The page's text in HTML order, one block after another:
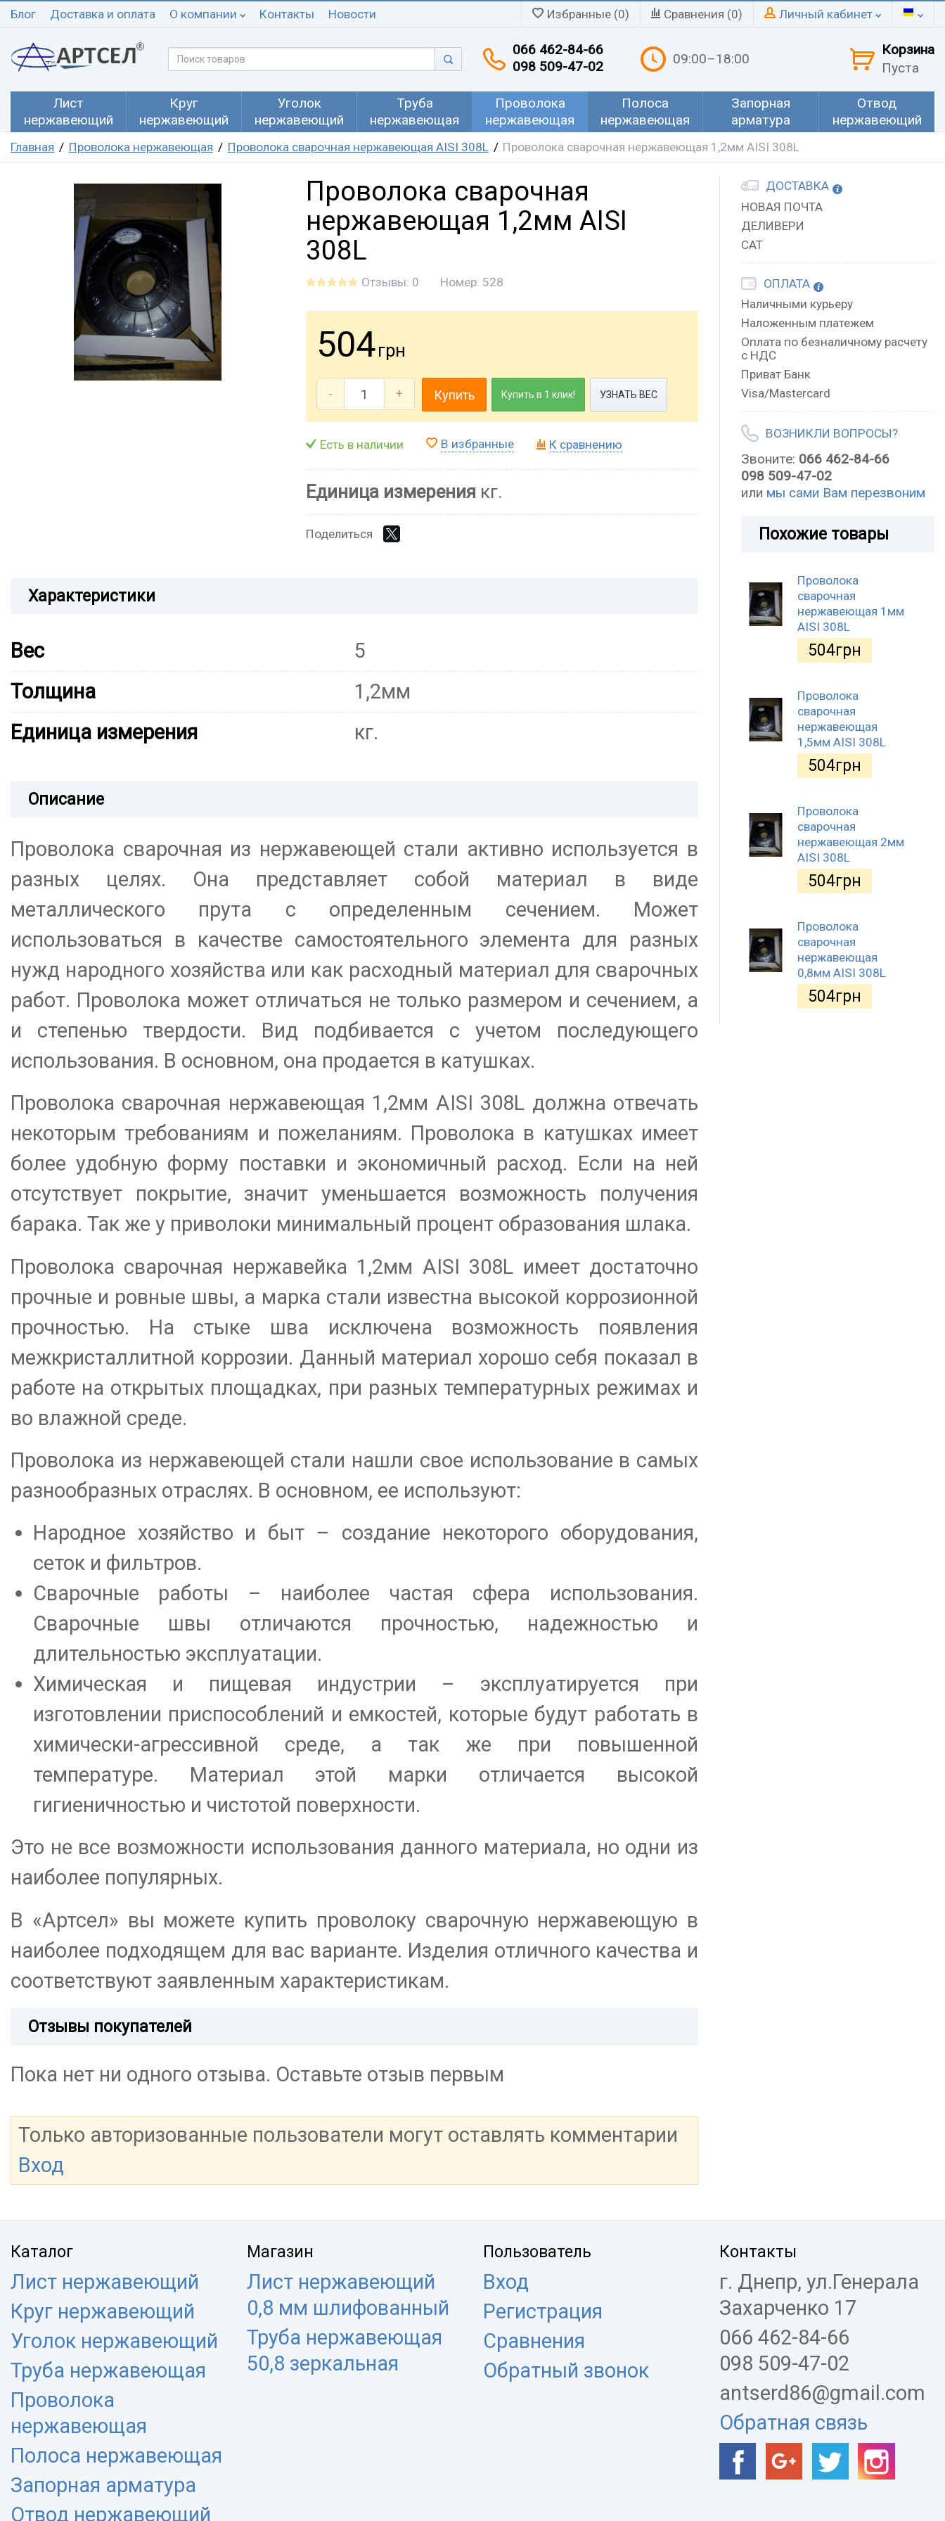
Блог Доставка и оплата О компании Контакты Новости Избранные (0) Сравнения (0) Личный кабинет
066 462-84-66
098 509-47-02
09:00–18:00
Корзина
Пуста
Лист
нержавеющий
Круг
нержавеющий
Уголок
нержавеющий
Труба
нержавеющая
Проволока
нержавеющая
Полоса
нержавеющая
Запорная
арматура
Отвод
нержавеющий
Главная Проволока нержавеющая Проволока сварочная нержавеющая AISI 308L Проволока сварочная нержавеющая 1,2мм AISI 308L
Проволока сварочная
нержавеющая 1,2мм AISI
308L
Отзывы: 0 Номер: 528
504грн
- + Купить Купить в 1 клик! УЗНАТЬ ВЕС
Есть в наличии В избранные К сравнению
Единица измерения кг.
Поделиться
Характеристики
Вес
5
Толщина
1,2мм
Единица измерения
кг.
Описание
Проволока сварочная из нержавеющей стали активно используется в
разных целях. Она представляет собой материал в виде
металлического прута с определенным сечением. Может
использоваться в качестве самостоятельного элемента для разных
нужд народного хозяйства или как расходный материал для сварочных
работ. Проволока может отличаться не только размером и сечением, а
и степенью твердости. Вид подбивается с учетом последующего
использования. В основном, она продается в катушках.
Проволока сварочная нержавеющая 1,2мм AISI 308L должна отвечать
некоторым требованиям и пожеланиям. Проволока в катушках имеет
более удобную форму поставки и экономичный расход. Если на ней
отсутствует покрытие, значит уменьшается возможность получения
барака. Так же у приволоки минимальный процент образования шлака.
Проволока сварочная нержавейка 1,2мм AISI 308L имеет достаточно
прочные и ровные швы, а марка стали известна высокой коррозионной
прочностью. На стыке шва исключена возможность появления
межкристаллитной коррозии. Данный материал хорошо себя показал в
работе на открытых площадках, при разных температурных режимах и
во влажной среде.
Проволока из нержавеющей стали нашли свое использование в самых
разнообразных отраслях. В основном, ее используют:
Народное хозяйство и быт – создание некоторого оборудования,
сеток и фильтров.
Сварочные работы – наиболее частая сфера использования.
Сварочные швы отличаются прочностью, надежностью и
длительностью эксплуатации.
Химическая и пищевая индустрии – эксплуатируется при
изготовлении приспособлений и емкостей, которые будут работать в
химически-агрессивной среде, а так же при повышенной
температуре. Материал этой марки отличается высокой
гигиеничностью и чистотой поверхности.
Это не все возможности использования данного материала, но одни из
наиболее популярных.
В «Артсел» вы можете купить проволоку сварочную нержавеющую в
наиболее подходящем для вас варианте. Изделия отличного качества и
соответствуют заявленным характеристикам.
Отзывы покупателей
Пока нет ни одного отзыва. Оставьте отзыв первым
Только авторизованные пользователи могут оставлять комментарии
Вход
ДОСТАВКА
НОВАЯ ПОЧТА
ДЕЛИВЕРИ
САТ
ОПЛАТА
Наличными курьеру
Наложенным платежем
Оплата по безналичному расчету
с НДС
Приват Банк
Visa/Mastercard
ВОЗНИКЛИ ВОПРОСЫ?
Звоните: 066 462-84-66
098 509-47-02
или мы сами Вам перезвоним
Похожие товары
Проволока
сварочная
нержавеющая 1мм
AISI 308L
504грн
Проволока
сварочная
нержавеющая
1,5мм AISI 308L
504грн
Проволока
сварочная
нержавеющая 2мм
AISI 308L
504грн
Проволока
сварочная
нержавеющая
0,8мм AISI 308L
504грн
Каталог
Лист нержавеющий
Круг нержавеющий
Уголок нержавеющий
Труба нержавеющая
Проволока
нержавеющая
Полоса нержавеющая
Запорная арматура
Отвод нержавеющий
Магазин
Лист нержавеющий
0,8 мм шлифованный
Труба нержавеющая
50,8 зеркальная
Пользователь
Вход
Регистрация
Сравнения
Обратный звонок
Контакты
г. Днепр, ул.Генерала
Захарченко 17
066 462-84-66
098 509-47-02
antserd86@gmail.com
Обратная связь